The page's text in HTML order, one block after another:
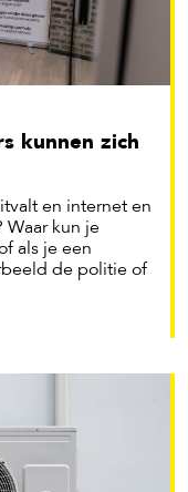
kunnen zich
en internet en
Waar kun je
als je een
de politie of